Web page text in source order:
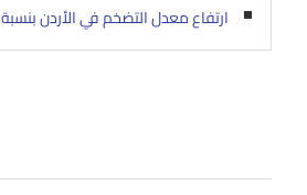
ارتفاع معدل التضخم في الأردن بنسبة 1.56%